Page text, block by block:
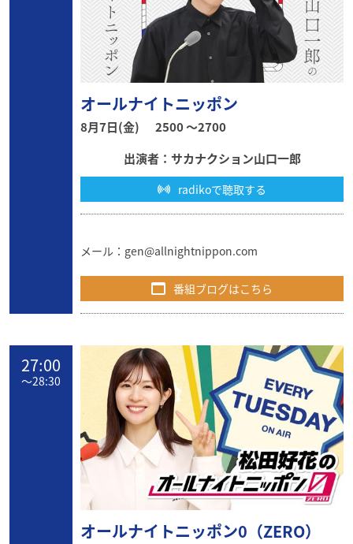
オールナイトニッポン
8月7日(金)
2500 〜2700
出演者：サカナクション山口一郎
radikoで聴取する
メール： gen@allnightnippon.com
番組ブログはこちら
27:00
〜28:30
オールナイトニッポン0（ZERO）